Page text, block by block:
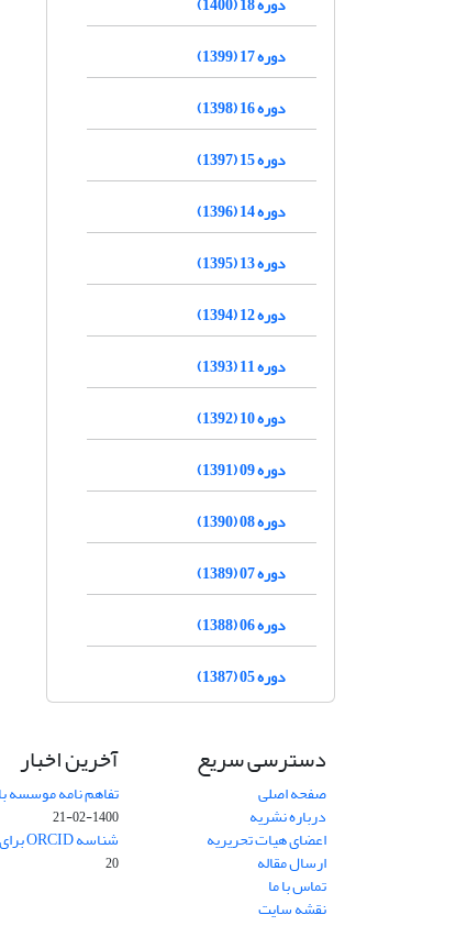
دوره 17 (1399)
دوره 16 (1398)
دوره 15 (1397)
دوره 14 (1396)
دوره 13 (1395)
دوره 12 (1394)
دوره 11 (1393)
دوره 10 (1392)
دوره 09 (1391)
دوره 08 (1390)
دوره 07 (1389)
دوره 06 (1388)
دوره 05 (1387)
دسترسی سریع
صفحه اصلی
درباره نشریه
اعضای هیات تحریریه
ارسال مقاله
تماس با ما
نقشه سایت
آخرین اخبار
تفاهم نامه موسسه
1400-02-21
شناسه ORCID برای نویسنده مسئول
20